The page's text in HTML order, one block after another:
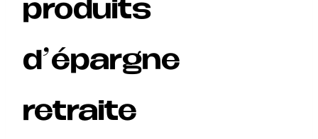
produits
d’épargne
retraite